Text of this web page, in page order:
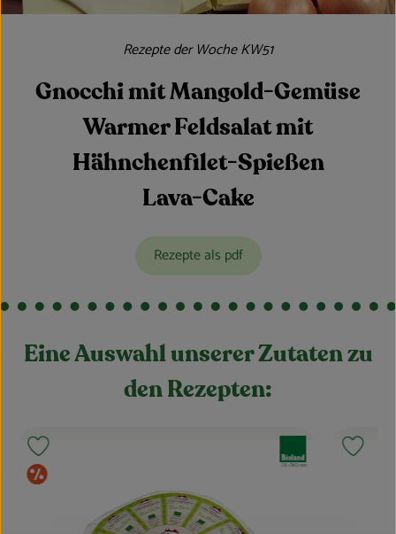
Rezepte der Woche KW51
Gnocchi mit Mangold-Gemüse
Warmer Feldsalat mit
Hähnchenfilet-Spießen
Lava-Cake
Rezepte als pdf
Eine Auswahl unserer Zutaten zu
den Rezepten:
, Kontrollstelle:
DE-ÖKO-001
Produkt zu Favouriten hinzufügen